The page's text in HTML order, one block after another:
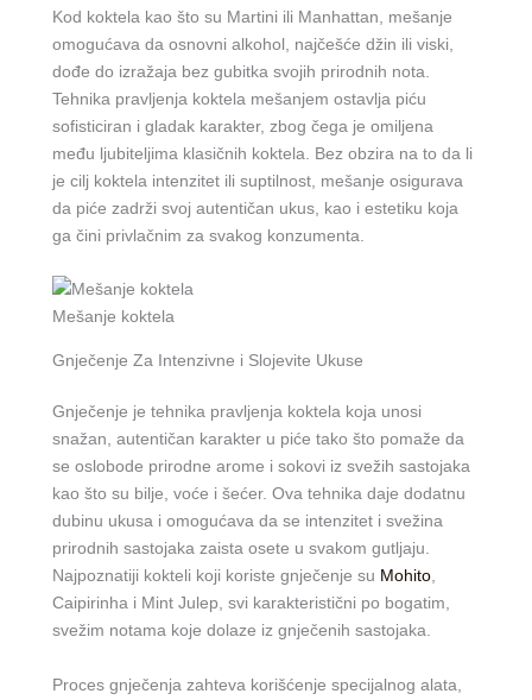
Kod koktela kao što su Martini ili Manhattan, mešanje
omogućava da osnovni alkohol, najčešće džin ili viski,
dođe do izražaja bez gubitka svojih prirodnih nota.
Tehnika pravljenja koktela mešanjem ostavlja piću
sofisticiran i gladak karakter, zbog čega je omiljena
među ljubiteljima klasičnih koktela. Bez obzira na to da li
je cilj koktela intenzitet ili suptilnost, mešanje osigurava
da piće zadrži svoj autentičan ukus, kao i estetiku koja
ga čini privlačnim za svakog konzumenta.
Mešanje koktela
Gnječenje Za Intenzivne i Slojevite Ukuse
Gnječenje je tehnika pravljenja koktela koja unosi
snažan, autentičan karakter u piće tako što pomaže da
se oslobode prirodne arome i sokovi iz svežih sastojaka
kao što su bilje, voće i šećer. Ova tehnika daje dodatnu
dubinu ukusa i omogućava da se intenzitet i svežina
prirodnih sastojaka zaista osete u svakom gutljaju.
Najpoznatiji kokteli koji koriste gnječenje su Mohito,
Caipirinha i Mint Julep, svi karakteristični po bogatim,
svežim notama koje dolaze iz gnječenih sastojaka.
Proces gnječenja zahteva korišćenje specijalnog alata,